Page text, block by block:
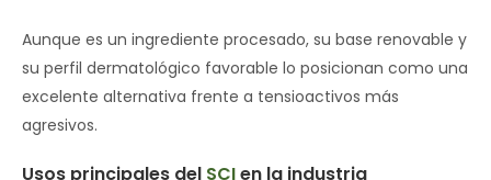
Aunque es un ingrediente procesado, su base renovable y
su perfil dermatológico favorable lo posicionan como una
excelente alternativa frente a tensioactivos más
agresivos.
Usos principales del SCIen la industria